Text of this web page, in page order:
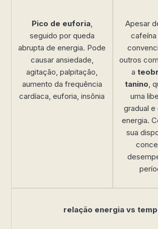
Pico de euforia,
seguido por queda
abrupta de energia. Pode
causar ansiedade,
agitação, palpitação,
aumento da frequência
cardíaca, euforia, insônia
Apesar
outros
a
tanino,
uma
gradual e
energia.
sua
relação energia vs